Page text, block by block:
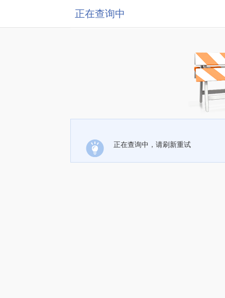
正在查询中
正在查询中，请刷新重试